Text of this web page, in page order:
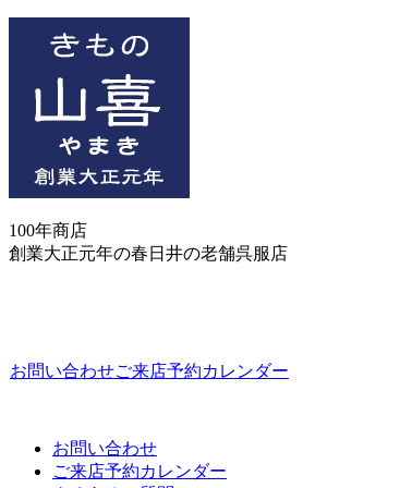
100年商店
創業大正元年の春日井の老舗呉服店
お問い合わせご来店予約カレンダー
お問い合わせ
ご来店予約カレンダー